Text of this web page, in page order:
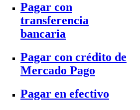
Pagar con
transferencia
bancaria
Pagar con crédito de
Mercado Pago
Pagar en efectivo